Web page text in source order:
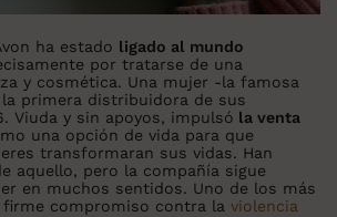
ha estado ligado al mundo
por tratarse de una
y cosmética. Una mujer -la famosa
la primera distribuidora de sus
Viuda y sin apoyos, impulsó la venta
una opción de vida para que
transformaran sus vidas. Han
aquello, pero la compañía sigue
en muchos sentidos. Uno de los más
firme compromiso contra la violencia